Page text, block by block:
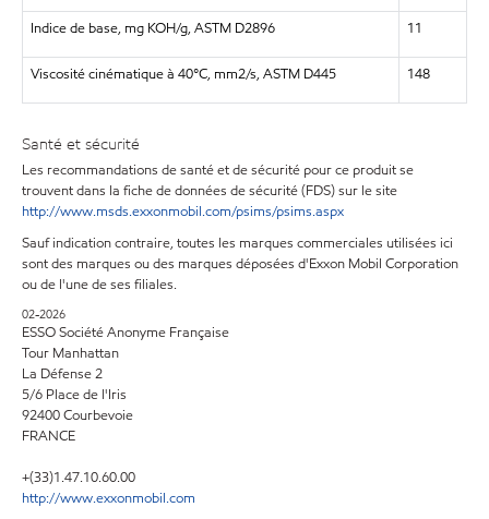
Indice de base, mg KOH/g, ASTM D2896 11
Viscosité cinématique à 40°C, mm2/s, ASTM D445 148
Santé et sécurité
Les recommandations de santé et de sécurité pour ce produit se
trouvent dans la fiche de données de sécurité (FDS) sur le site
http://www.msds.exxonmobil.com/psims/psims.aspx
Sauf indication contraire, toutes les marques commerciales utilisées ici
sont des marques ou des marques déposées d'Exxon Mobil Corporation
ou de l'une de ses filiales.
02-2026
ESSO Société Anonyme Française
Tour Manhattan
La Défense 2
5/6 Place de l'Iris
92400 Courbevoie
FRANCE
+(33)1.47.10.60.00
http://www.exxonmobil.com